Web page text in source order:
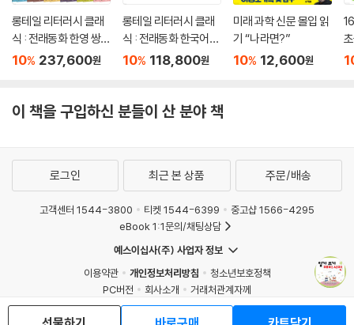
롱테일 리터러시 클래
식 : 전래동화 한영 쌍둥
이 풀세트
10% 237,600원
롱테일 리터러시 클래
식 : 전래동화 한국어판
세트
10% 118,800원
미래 과학 신문 몰입 읽
기 “나라면?”
10% 12,600원
이 책을 구입하신 분들이 산 분야 책
로그인 최근 본 상품 주문/배송
고객센터 1544-3800 티켓 1544-6399
중고샵 1566-4295
eBook 1:1문의/채팅상담
예스이십사(주) 사업자 정보
이용약관
개인정보처리방침
청소년보호정책
PC버전
회사소개
거래처관계자께
도서홍보
광고